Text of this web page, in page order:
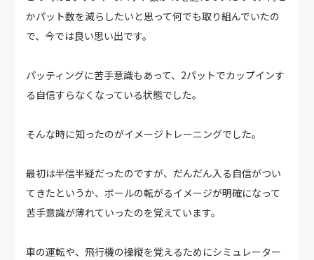
かパット数を減らしたいと思って何でも取り組んでいたの
で、今では良い思い出です。
パッティングに苦手意識もあって、2パットでカップインす
る自信すらなくなっている状態でした。
そんな時に知ったのがイメージトレーニングでした。
最初は半信半疑だったのですが、だんだん入る自信がつい
てきたというか、ボールの転がるイメージが明確になって
苦手意識が薄れていったのを覚えています。
車の運転や、飛行機の操縦を覚えるためにシミュレーター